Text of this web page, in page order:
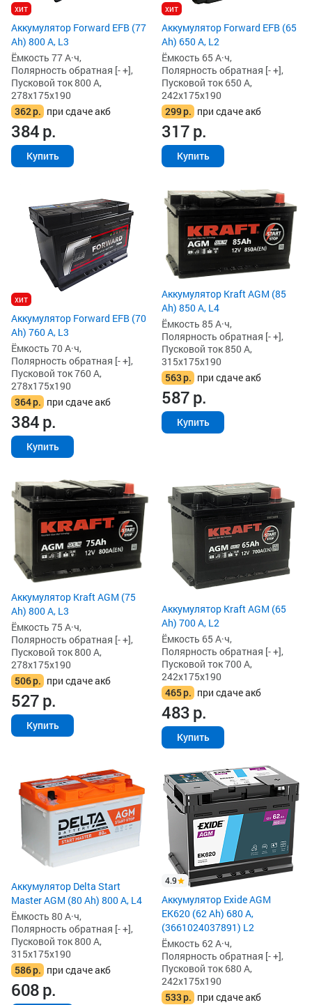
хит
Аккумулятор Forward EFB (77
Ah) 800 А, L3
Ёмкость 77 А·ч,
Полярность обратная [- +],
Пусковой ток 800 А,
278x175x190
362р. при сдаче акб
384р.
Купить
хит
Аккумулятор Forward EFB (65
Ah) 650 А, L2
Ёмкость 65 А·ч,
Полярность обратная [- +],
Пусковой ток 650 А,
242x175x190
299р. при сдаче акб
317р.
Купить
хит
Аккумулятор Forward EFB (70
Ah) 760 А, L3
Ёмкость 70 А·ч,
Полярность обратная [- +],
Пусковой ток 760 А,
278x175x190
364р. при сдаче акб
384р.
Купить
Аккумулятор Kraft AGM (85
Ah) 850 А, L4
Ёмкость 85 А·ч,
Полярность обратная [- +],
Пусковой ток 850 А,
315x175x190
563р. при сдаче акб
587р.
Купить
Аккумулятор Kraft AGM (75
Ah) 800 А, L3
Ёмкость 75 А·ч,
Полярность обратная [- +],
Пусковой ток 800 А,
278x175x190
506р. при сдаче акб
527р.
Купить
Аккумулятор Kraft AGM (65
Ah) 700 А, L2
Ёмкость 65 А·ч,
Полярность обратная [- +],
Пусковой ток 700 А,
242x175x190
465р. при сдаче акб
483р.
Купить
Аккумулятор Delta Start
Master AGM (80 Ah) 800 А, L4
Ёмкость 80 А·ч,
Полярность обратная [- +],
Пусковой ток 800 А,
315x175x190
586р. при сдаче акб
608р.
4.9
Аккумулятор Exide AGM
EK620 (62 Ah) 680 А,
(3661024037891) L2
Ёмкость 62 А·ч,
Полярность обратная [- +],
Пусковой ток 680 А,
242x175x190
533р. при сдаче акб